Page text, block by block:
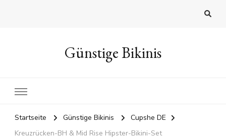
Günstige Bikinis
Startseite Günstige Bikinis
Cupshe DE
Kreuzrücken-BH & Mid Rise Hipster-Bikini-Set